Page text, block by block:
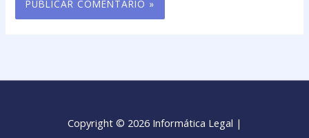
Copyright © 2026 Informática Legal |